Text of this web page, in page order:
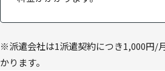
※派遣会社は1派遣契約につき1,000円/
かります。